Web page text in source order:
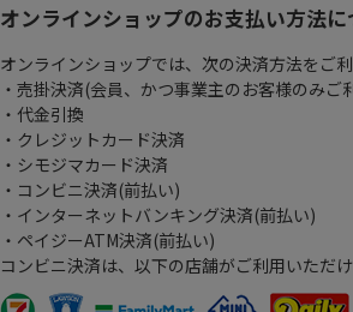
オンラインショップのお支払い方法に
オンラインショップでは、次の決済方法をご利
・売掛決済(会員、かつ事業主のお客様のみご
・代金引換
・クレジットカード決済
・シモジマカード決済
・コンビニ決済(前払い)
・インターネットバンキング決済(前払い)
・ペイジーATM決済(前払い)
コンビニ決済は、以下の店舗がご利用いただけ